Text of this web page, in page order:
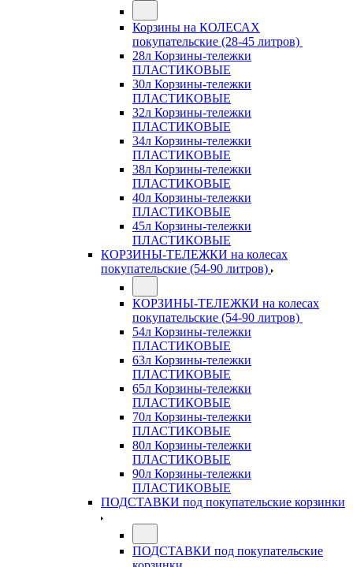
Корзины на КОЛЕСАХ
покупательские (28-45 литров)
28л Корзины-тележки
ПЛАСТИКОВЫЕ
30л Корзины-тележки
ПЛАСТИКОВЫЕ
32л Корзины-тележки
ПЛАСТИКОВЫЕ
34л Корзины-тележки
ПЛАСТИКОВЫЕ
38л Корзины-тележки
ПЛАСТИКОВЫЕ
40л Корзины-тележки
ПЛАСТИКОВЫЕ
45л Корзины-тележки
ПЛАСТИКОВЫЕ
КОРЗИНЫ-ТЕЛЕЖКИ на колесах
покупательские (54-90 литров)
КОРЗИНЫ-ТЕЛЕЖКИ на колесах
покупательские (54-90 литров)
54л Корзины-тележки
ПЛАСТИКОВЫЕ
63л Корзины-тележки
ПЛАСТИКОВЫЕ
65л Корзины-тележки
ПЛАСТИКОВЫЕ
70л Корзины-тележки
ПЛАСТИКОВЫЕ
80л Корзины-тележки
ПЛАСТИКОВЫЕ
90л Корзины-тележки
ПЛАСТИКОВЫЕ
ПОДСТАВКИ под покупательские корзинки
ПОДСТАВКИ под покупательские